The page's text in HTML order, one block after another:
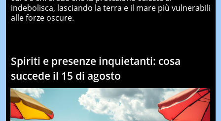
indebolisca, lasciando la terra e il mare più vulnerabili
alle forze oscure.
Spiriti e presenze inquietanti: cosa
succede il 15 di agosto